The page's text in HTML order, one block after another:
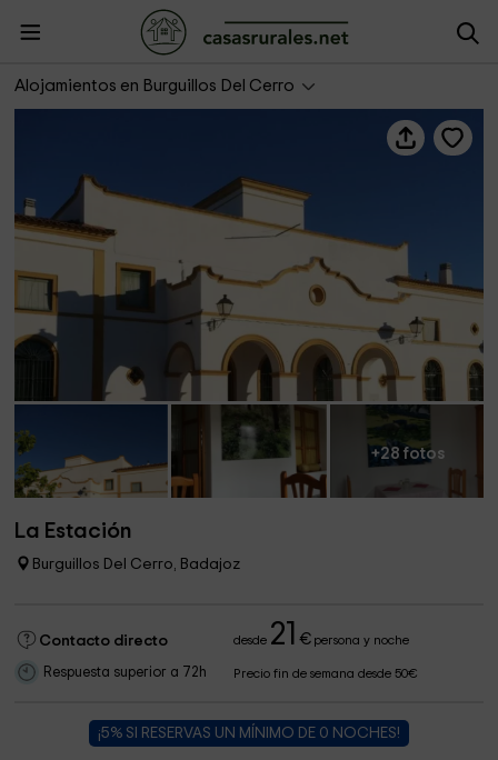
Alojamientos en Burguillos Del Cerro
+28 fotos
La Estación
Burguillos Del Cerro, Badajoz
Contacto directo desde 21 €persona y noche
Respuesta superior a 72h Precio fin de semana desde 50€
¡5% SI RESERVAS UN MÍNIMO DE 0 NOCHES!